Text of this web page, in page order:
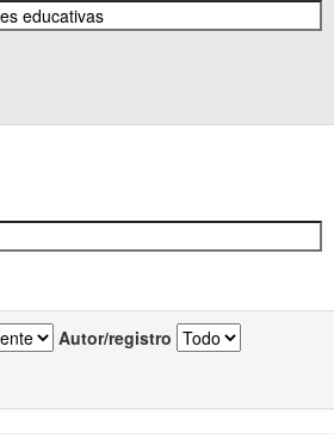
Autor/registro